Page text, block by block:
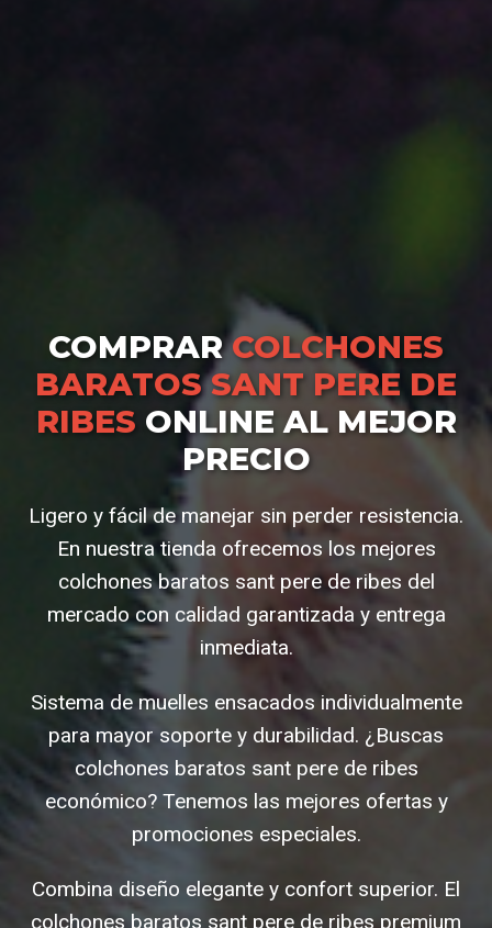
COMPRARCOLCHONES
BARATOS SANT PERE DE
RIBES ONLINE AL MEJOR
PRECIO
Ligero y fácil de manejar sin perder resistencia.
En nuestra tienda ofrecemos los mejores
colchones baratos sant pere de ribes del
mercado con calidad garantizada y entrega
inmediata.
Sistema de muelles ensacados individualmente
para mayor soporte y durabilidad. ¿Buscas
colchones baratos sant pere de ribes
económico? Tenemos las mejores ofertas y
promociones especiales.
Combina diseño elegante y confort superior. El
colchones baratos sant pere de ribes premium